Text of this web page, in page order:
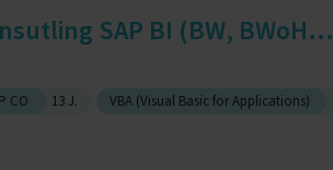
SAP BI (BW, BWoH...
CO 13 J. VBA (Visual Basic for Applications)